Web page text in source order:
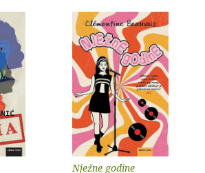
Nježne godine